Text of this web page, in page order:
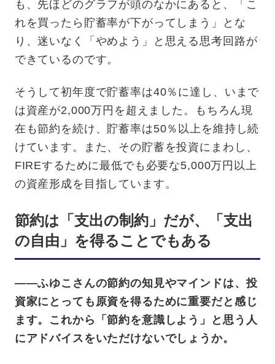
も、先ほどのグラフが頭のなかにあると、「こ
れを買ったら貯蓄率が下がってしまう」とな
り、迷いなく「やめよう」と思える思考回路が
できているのです。
そうして初年度で貯蓄率は40％に達し、いまで
は資産が2,000万円を超えました。もちろん現
在も節約を続け、貯蓄率は50％以上を維持し続
けています。また、その貯蓄を投資にまわし、
FIREするために最低でも必要な5,000万円以上
の資産形成を目指しています。
節約は「支出の制約」だが、「支出
の自由」を得ることでもある
——ふゆこさんの節約の知見やマインドは、投
資家にとっても原資を得るために重要だと感じ
ます。これから「節約を意識しよう」と思う人
にアドバイスをいただけないでしょうか。